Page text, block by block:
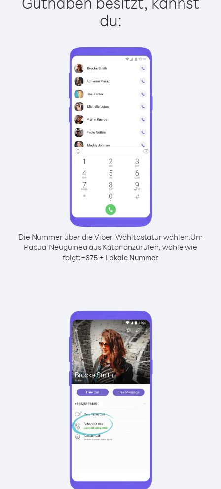
du:
Die Nummer über die Viber-Wähltastatur wählen.Um
Papua-Neuguinea aus Katar anzurufen, wähle wie
folgt:+675 + Lokale Nummer